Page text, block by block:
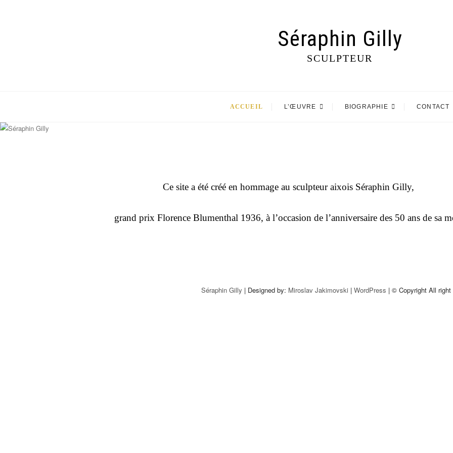
Séraphin Gilly
SCULPTEUR
ACCUEIL L’ŒUVRE BIOGRAPHIE CONTACT
Ce site a été créé en hommage au sculpteur aixois Séraphin Gilly,
grand prix Florence Blumenthal 1936, à l’occasion de l’anniversaire des 50 ans de sa
Séraphin Gilly | Designed by: Miroslav Jakimovski | WordPress | © Copyright All right